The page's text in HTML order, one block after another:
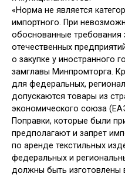
«Норма не является
импортного. При
обоснованные требования
отечественных
о закупке у иностранного
замглавы Минпромторга.
для федеральных,
допускаются товары из
экономического союза
Поправки, которые были
предполагают и запрет
по аренде текстильных
федеральных и
должны быть изготовлены